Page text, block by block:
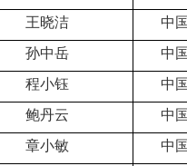
王晓洁
中
孙中岳
中
程小钰
中
鲍丹云
中
章小敏
中